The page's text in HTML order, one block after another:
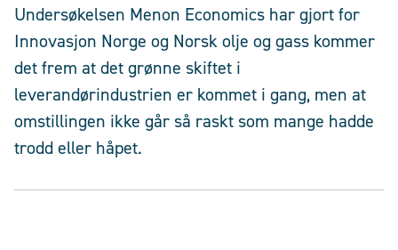
Undersøkelsen Menon Economics har gjort for
Innovasjon Norge og Norsk olje og gass kommer
det frem at det grønne skiftet i
leverandørindustrien er kommet i gang, men at
omstillingen ikke går så raskt som mange hadde
trodd eller håpet.